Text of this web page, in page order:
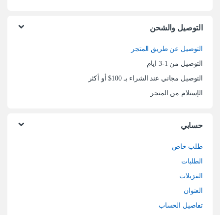
التوصيل والشحن
التوصيل عن طريق المتجر
التوصيل من 1-3 ايام
التوصيل مجاني عند الشراء بـ 100$ أو أكثر
الإستلام من المتجر
حسابي
طلب خاص
الطلبات
التنزيلات
العنوان
تفاصيل الحساب